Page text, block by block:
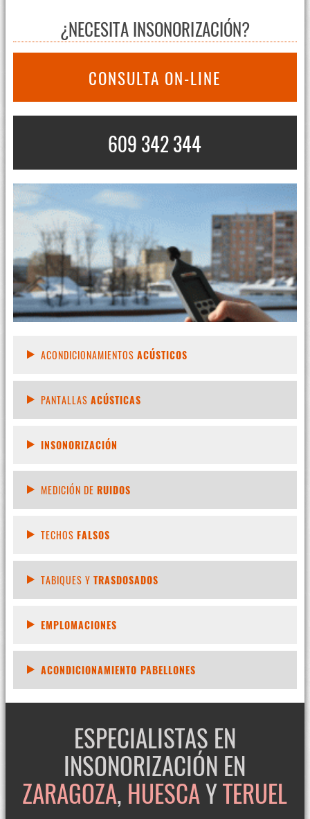
¿NECESITA INSONORIZACIÓN?
CONSULTA ON-LINE
609 342 344
ACONDICIONAMIENTOS ACÚSTICOS
PANTALLAS ACÚSTICAS
INSONORIZACIÓN
MEDICIÓN DE RUIDOS
TECHOS FALSOS
TABIQUES Y TRASDOSADOS
EMPLOMACIONES
ACONDICIONAMIENTO PABELLONES
ESPECIALISTAS EN
INSONORIZACIÓN EN
ZARAGOZA, HUESCAYTERUEL